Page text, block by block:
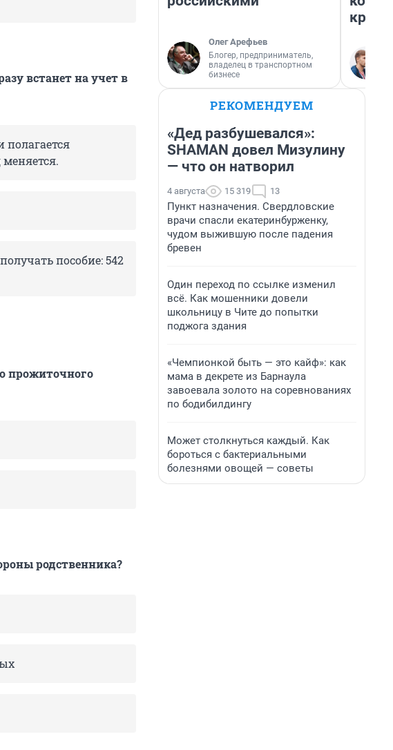
встанет на учет в
полагается
пособие: 542
прожиточного
родственника?
Олег Арефьев
Блогер, предприниматель,
владелец в транспортном
бизнесе
РЕКОМЕНДУЕМ
«Дед разбушевался»:
SHAMAN довел Мизулину
— что он натворил
4 августа 15 319 13
Пункт назначения. Свердловские
врачи спасли екатеринбурженку,
чудом выжившую после падения
бревен
Один переход по ссылке изменил
всё. Как мошенники довели
школьницу в Чите до попытки
поджога здания
«Чемпионкой быть — это кайф»: как
мама в декрете из Барнаула
завоевала золото на соревнованиях
по бодибилдингу
Может столкнуться каждый. Как
бороться с бактериальными
болезнями овощей — советы